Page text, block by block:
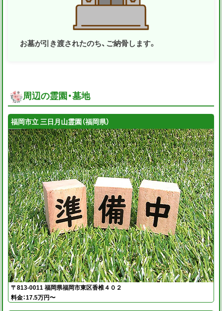
お墓が引き渡されたのち、ご納骨します。
周辺の霊園・墓地
福岡市立 三日月山霊園（福岡県）
〒813-0011 福岡県福岡市東区香椎４０２
料金：17.5万円〜